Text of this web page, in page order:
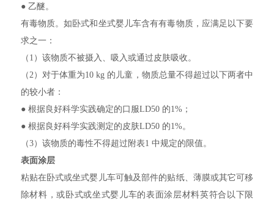
● 乙醚。
有毒物质。如卧式和坐式婴儿车含有有毒物质，应满足以下要
求之一：
（1）该物质不被摄入、吸入或通过皮肤吸收。
（2）对于体重为10 kg 的儿童，物质总量不得超过以下两者中
的较小者：
● 根据良好科学实践确定的口服LD50 的1%；
● 根据良好科学实践测定的皮肤LD50 的1%。
（3）该物质的毒性不得超过附表1 中规定的限值。
表面涂层
粘贴在卧式或坐式婴儿车可触及部件的贴纸、薄膜或其它可移
除材料，或卧式或坐式婴儿车的表面涂层材料英符合以下限